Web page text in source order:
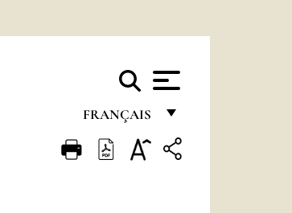
FRANÇAIS
FRANÇAIS